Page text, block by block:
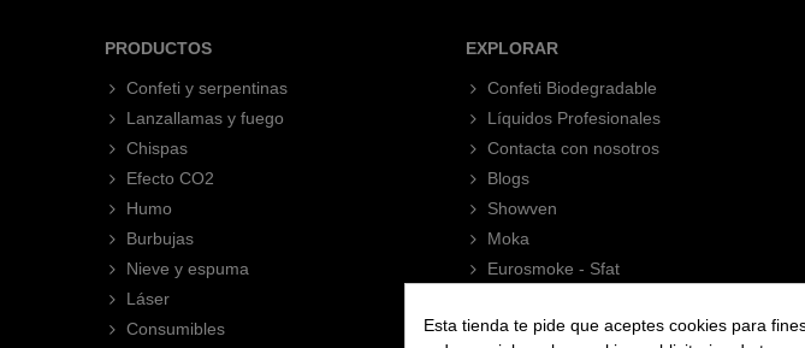
PRODUCTOS
Confeti y serpentinas
Lanzallamas y fuego
Chispas
Efecto CO2
Humo
Burbujas
Nieve y espuma
Láser
Consumibles
EXPLORAR
Confeti Biodegradable
Líquidos Profesionales
Contacta con nosotros
Blogs
Showven
Moka
Eurosmoke - Sfat
Esta tienda te pide que aceptes cookies para